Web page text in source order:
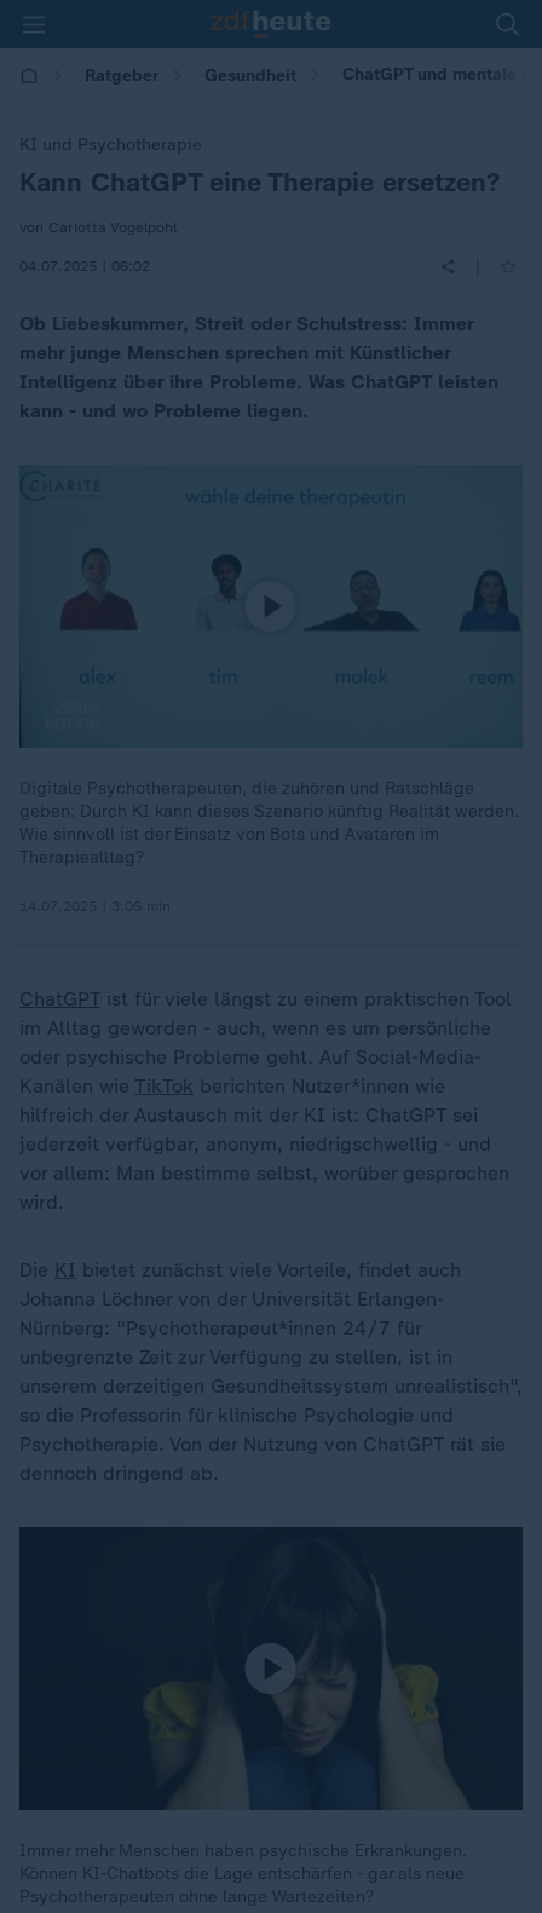
Ratgeber Gesundheit ChatGPT und mentale
KI und Psychotherapie
:Kann ChatGPT eine Therapie ersetzen?
von Carlotta Vogelpohl
04.07.2025 | 06:02
Ob Liebeskummer, Streit oder Schulstress: Immer
mehr junge Menschen sprechen mit Künstlicher
Intelligenz über ihre Probleme. Was ChatGPT leisten
kann - und wo Probleme liegen.
Digitale Psychotherapeuten, die zuhören und Ratschläge
geben: Durch KI kann dieses Szenario künftig Realität werden.
Wie sinnvoll ist der Einsatz von Bots und Avataren im
Therapiealltag?
ChatGPT ist für viele längst zu einem praktischen Tool
im Alltag geworden - auch, wenn es um persönliche
oder psychische Probleme geht. Auf Social-Media-
Kanälen wie TikTok berichten Nutzer*innen wie
hilfreich der Austausch mit der KI ist: ChatGPT sei
jederzeit verfügbar, anonym, niedrigschwellig - und
vor allem: Man bestimme selbst, worüber gesprochen
wird.
Die KI bietet zunächst viele Vorteile, findet auch
Johanna Löchner von der Universität Erlangen-
Nürnberg: "Psychotherapeut*innen 24/7 für
unbegrenzte Zeit zur Verfügung zu stellen, ist in
unserem derzeitigen Gesundheitssystem unrealistisch",
so die Professorin für klinische Psychologie und
Psychotherapie. Von der Nutzung von ChatGPT rät sie
dennoch dringend ab.
Immer mehr Menschen haben psychische Erkrankungen.
Können KI-Chatbots die Lage entschärfen - gar als neue
Psychotherapeuten ohne lange Wartezeiten?